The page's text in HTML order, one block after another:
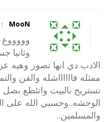
MooN
وووووع
وثانيا
الادب دي انها تصور وهيه
ممثله فااااااشله والفن
تستريح بالبيت واتئطع بصل
الوحشه..وحسبي الله على
والمسلمين..